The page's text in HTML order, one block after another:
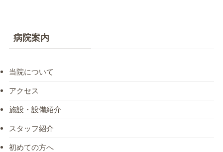
病院案内
当院について
アクセス
施設・設備紹介
スタッフ紹介
初めての方へ